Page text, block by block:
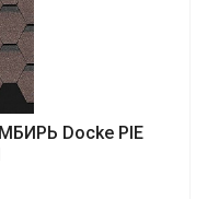
Docke PIE